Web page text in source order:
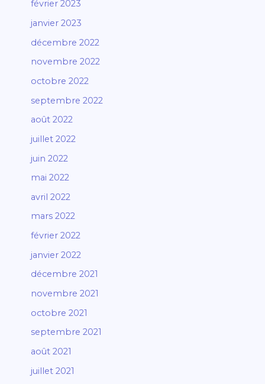
février 2023
janvier 2023
décembre 2022
novembre 2022
octobre 2022
septembre 2022
août 2022
juillet 2022
juin 2022
mai 2022
avril 2022
mars 2022
février 2022
janvier 2022
décembre 2021
novembre 2021
octobre 2021
septembre 2021
août 2021
juillet 2021